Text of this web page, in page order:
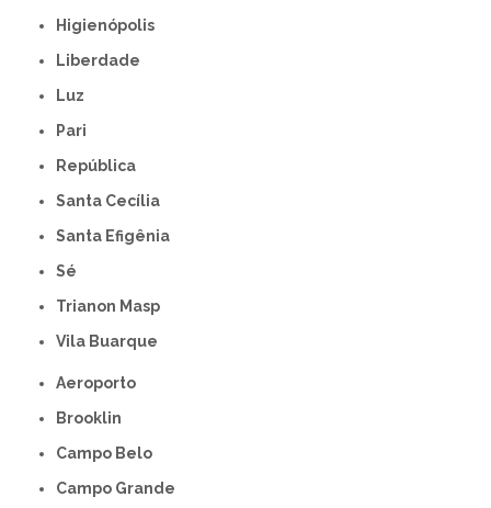
Higienópolis
Liberdade
Luz
Pari
República
Santa Cecília
Santa Efigênia
Sé
Trianon Masp
Vila Buarque
Aeroporto
Brooklin
Campo Belo
Campo Grande